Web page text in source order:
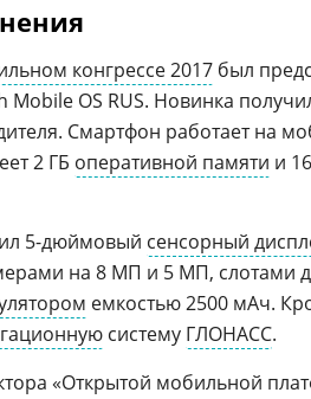
конгрессе 2017 был
Mobile OS RUS. Новинка
Смартфон работает на
2 ГБ оперативной памяти и
5-дюймовый сенсорный
на 8 МП и 5 МП, слотами
емкостью 2500 мАч.
систему ГЛОНАСС.
«Открытой мобильной